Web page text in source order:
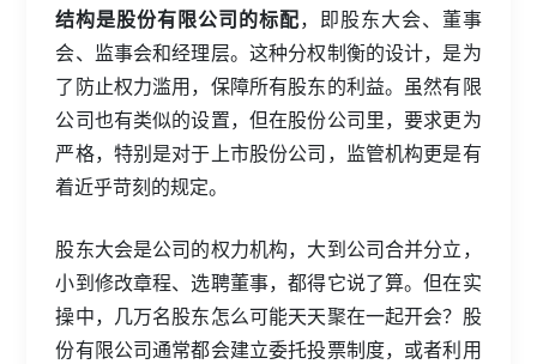
结构是股份有限公司的标配，即股东大会、董事
会、监事会和经理层。这种分权制衡的设计，是为
了防止权力滥用，保障所有股东的利益。虽然有限
公司也有类似的设置，但在股份公司里，要求更为
严格，特别是对于上市股份公司，监管机构更是有
着近乎苛刻的规定。
股东大会是公司的权力机构，大到公司合并分立，
小到修改章程、选聘董事，都得它说了算。但在实
操中，几万名股东怎么可能天天聚在一起开会？股
份有限公司通常都会建立委托投票制度，或者利用